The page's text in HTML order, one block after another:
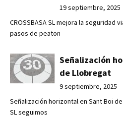
19 septiembre, 2025
CROSSBASA SL mejora la seguridad
pasos de peaton
Señalización
de Llobregat
9 septiembre, 2025
Señalización horizontal en Sant Boi de
SL seguimos